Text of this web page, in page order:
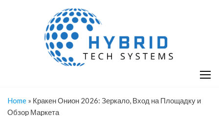
Home » Кракен Онион 2026: Зеркало, Вход на Площадку и
Обзор Маркета